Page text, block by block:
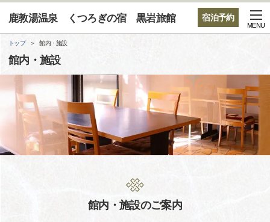
宿泊予約
鹿教湯温泉 くつろぎの宿 黒岩旅館
MENU
トップ 館内・施設
館内・施設
館内・施設のご案内